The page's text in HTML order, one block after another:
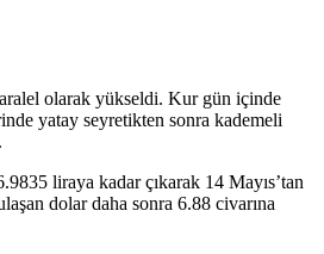
olarak yükseldi. Kur gün içinde
yatay seyretikten sonra kademeli
liraya kadar çıkarak 14 Mayıs’tan
dolar daha sonra 6.88 civarına